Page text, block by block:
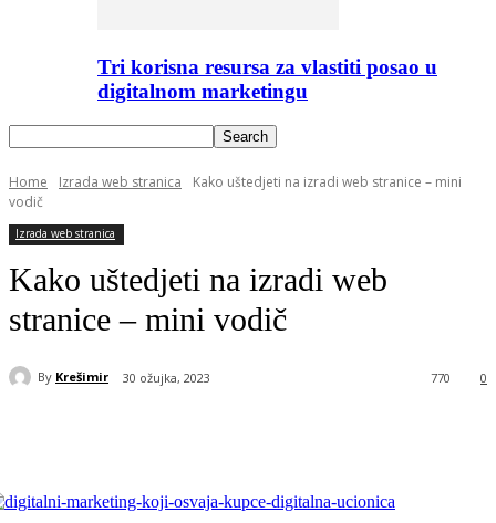
Tri korisna resursa za vlastiti posao u
digitalnom marketingu
Home Izrada web stranica
Kako uštedjeti na izradi web stranice – mini
vodič
Izrada web stranica
Kako uštedjeti na izradi web
stranice – mini vodič
By Krešimir 30 ožujka, 2023 0
770